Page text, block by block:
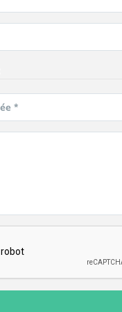
Ville recherchée *